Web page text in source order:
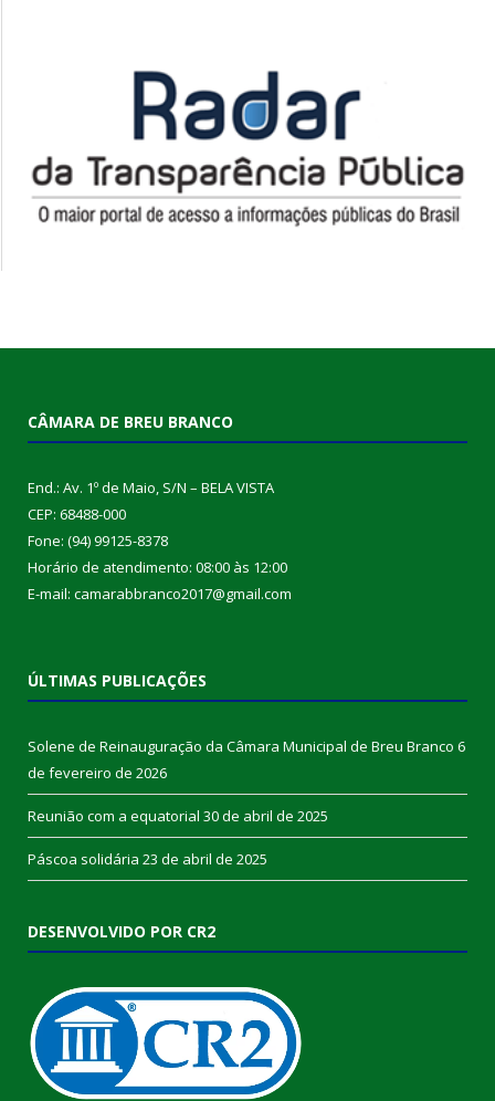
CÂMARA DE BREU BRANCO
End.: Av. 1º de Maio, S/N – BELA VISTA
CEP: 68488-000
Fone: (94) 99125-8378
Horário de atendimento: 08:00 às 12:00
E-mail: camarabbranco2017@gmail.com
ÚLTIMAS PUBLICAÇÕES
Solene de Reinauguração da Câmara Municipal de Breu Branco 6
de fevereiro de 2026
Reunião com a equatorial 30 de abril de 2025
Páscoa solidária 23 de abril de 2025
DESENVOLVIDO POR CR2